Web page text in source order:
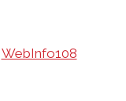
WebInfo108